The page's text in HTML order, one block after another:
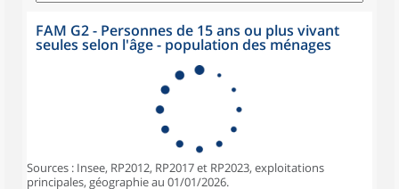
FAM G2 - Personnes de 15 ans ou plus vivant
seules selon l'âge - population des ménages
Sources : Insee, RP2012, RP2017 et RP2023, exploitations
principales, géographie au 01/01/2026.